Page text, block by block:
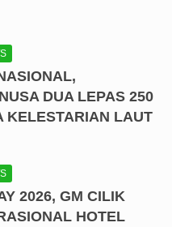
DUA LEPAS 250
KELESTARIAN LAUT
2026, GM CILIK
HOTEL